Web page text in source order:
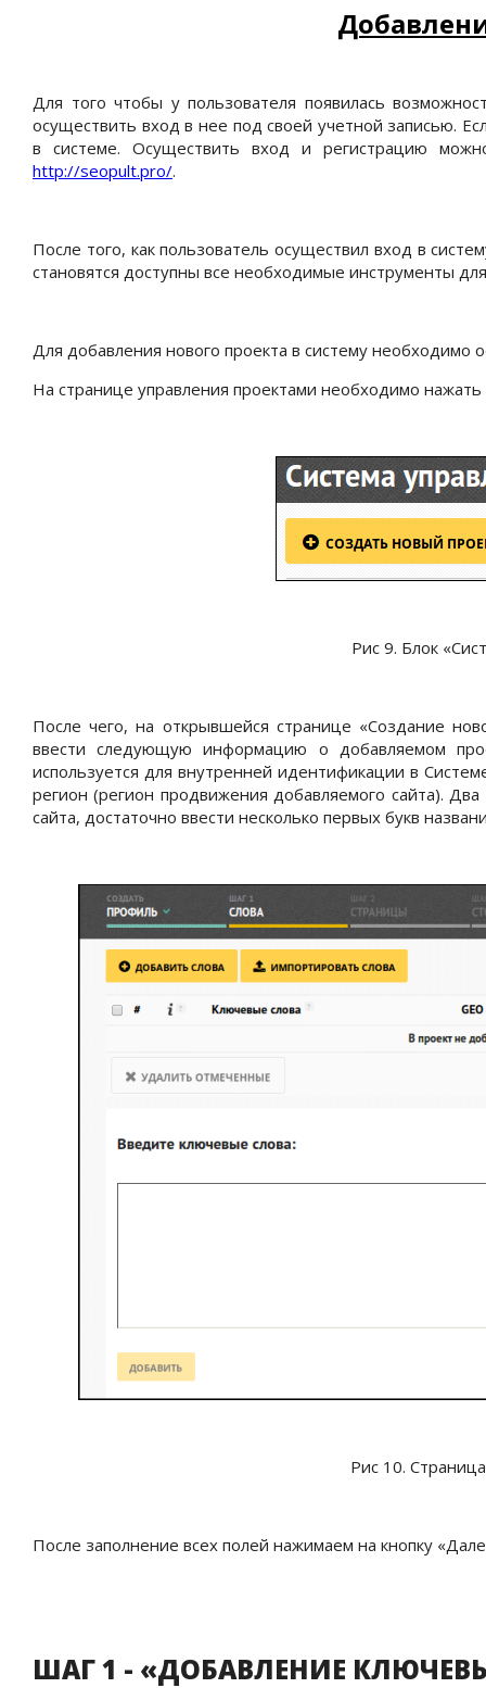
Для того чтобы у пользователя появилась
осуществить вход в нее под своей учетной записью.
в системе. Осуществить вход и регистрацию
http://seopult.pro/.
После того, как пользователь осуществил вход в
становятся доступны все необходимые инструменты
Для добавления нового проекта в систему необходимо
На странице управления проектами необходимо
Рис 9. Блок
После чего, на открывшейся странице «Создание
ввести следующую информацию о добавляемом
используется для внутренней идентификации в
регион (регион продвижения добавляемого сайта).
сайта, достаточно ввести несколько первых букв
Рис 10.
После заполнение всех полей нажимаем на кнопку
ШАГ 1 - «ДОБАВЛЕНИЕ